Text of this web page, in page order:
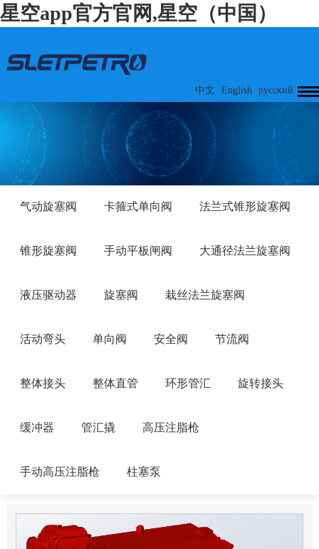
星空app官方官网,星空（中国）
中文 English русский
气动旋塞阀 卡箍式单向阀 法兰式锥形旋塞阀
锥形旋塞阀 手动平板闸阀 大通径法兰旋塞阀
液压驱动器 旋塞阀 栽丝法兰旋塞阀
活动弯头 单向阀 安全阀 节流阀
整体接头 整体直管 环形管汇 旋转接头
缓冲器 管汇撬 高压注脂枪
手动高压注脂枪 柱塞泵